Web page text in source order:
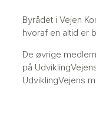
Byrådet i Vejen
hvoraf en altid er
De øvrige
på
UdviklingVejens